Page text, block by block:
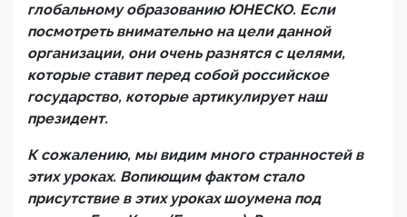
глобальному образованию ЮНЕСКО. Если
посмотреть внимательно на цели данной
организации, они очень разнятся с целями,
которые ставит перед собой российское
государство, которые артикулирует наш
президент.
К сожалению, мы видим много странностей в
этих уроках. Вопиющим фактом стало
присутствие в этих уроках шоумена под